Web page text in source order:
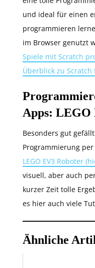
und ideal für einen
programmieren
im Browser genutzt
Spiele mit Scratch
Überblick zu
Apps: LEGO
Besonders gut
Programmierung
LEGO EV3 Roboter
visuell, aber auch
kurzer Zeit tolle
es hier auch viele
Ähnliche